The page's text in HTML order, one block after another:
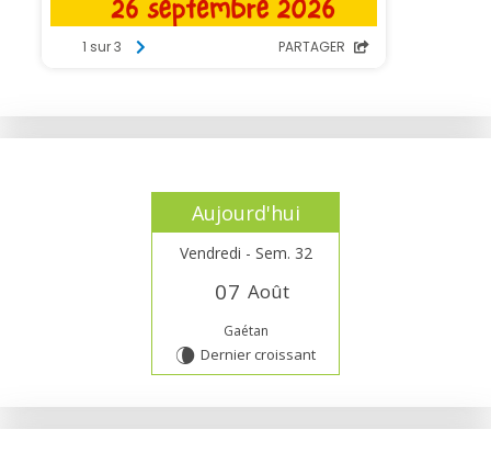
Aujourd'hui
Vendredi - Sem. 32
07 Août
Gaétan
V Dernier croissant